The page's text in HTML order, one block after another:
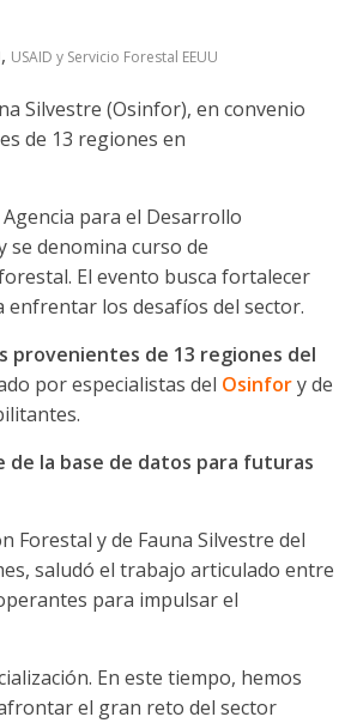
, USAID y Servicio Forestal EEUU
Silvestre (Osinfor), en convenio
de 13 regiones en
para el Desarrollo
se denomina curso de
El evento busca fortalecer
los desafíos del sector.
provenientes de 13 regiones del
por especialistas del Osinfory de
la base de datos para futuras
Forestal y de Fauna Silvestre del
saludó el trabajo articulado entre
para impulsar el
En este tiempo, hemos
el gran reto del sector